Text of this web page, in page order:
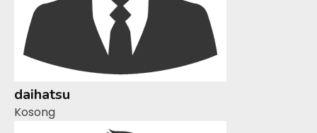
daihatsu
Kosong